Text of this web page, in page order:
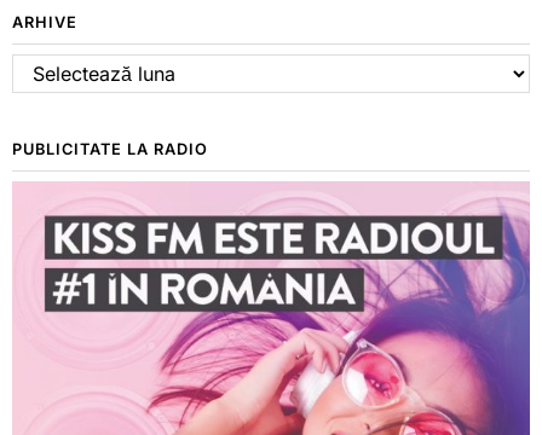
ARHIVE
Arhive
PUBLICITATE LA RADIO